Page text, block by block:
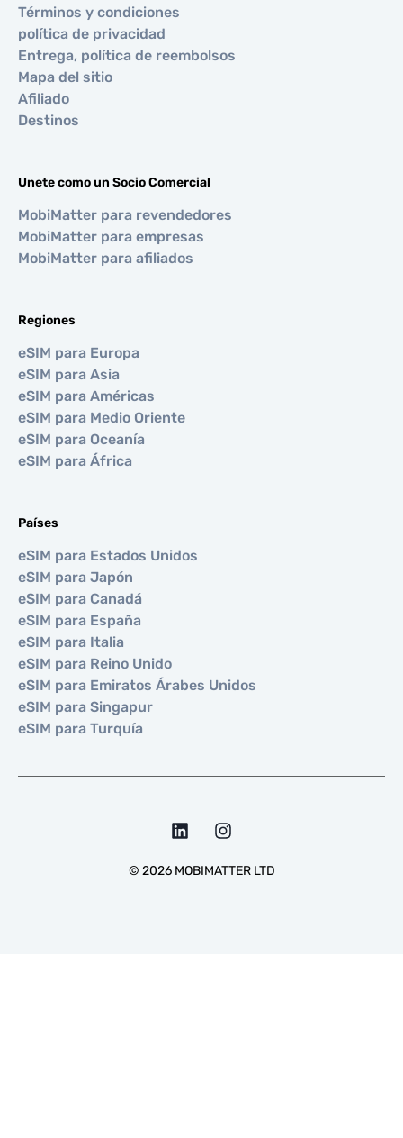
Términos y condiciones
política de privacidad
Entrega, política de reembolsos
Mapa del sitio
Afiliado
Destinos
Unete como un Socio Comercial
MobiMatter para revendedores
MobiMatter para empresas
MobiMatter para afiliados
Regiones
eSIM para Europa
eSIM para Asia
eSIM para Américas
eSIM para Medio Oriente
eSIM para Oceanía
eSIM para África
Países
eSIM para Estados Unidos
eSIM para Japón
eSIM para Canadá
eSIM para España
eSIM para Italia
eSIM para Reino Unido
eSIM para Emiratos Árabes Unidos
eSIM para Singapur
eSIM para Turquía
© 2026MOBIMATTER LTD